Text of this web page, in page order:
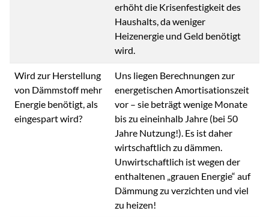
erhöht die Krisenfestigkeit des
Haushalts, da weniger
Heizenergie und Geld benötigt
wird.
Wird zur Herstellung
von Dämmstoff mehr
Energie benötigt, als
eingespart wird?
Uns liegen Berechnungen zur
energetischen Amortisationszeit
vor – sie beträgt wenige Monate
bis zu eineinhalb Jahre (bei 50
Jahre Nutzung!). Es ist daher
wirtschaftlich zu dämmen.
Unwirtschaftlich ist wegen der
enthaltenen „grauen Energie“ auf
Dämmung zu verzichten und viel
zu heizen!